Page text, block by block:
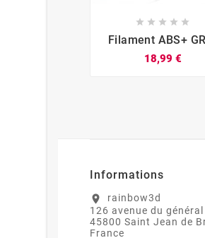
 
    
Filament ABS+
18,99 €
Informations
location_on
rainbow3d
126 avenue du
45800 Saint Jean de
France